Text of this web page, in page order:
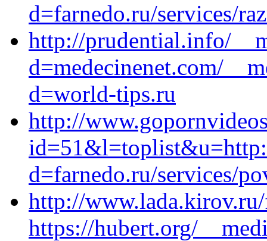
d=farnedo.ru/services/
http://prudential.info/
d=medecinenet.com/
d=world-tips.ru
http://
d=farnedo.ru/services/
http://
https://hubert.org/